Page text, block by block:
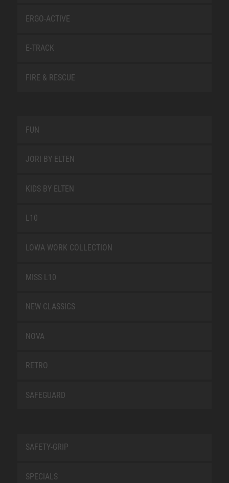
ERGO-ACTIVE
E-TRACK
FIRE & RESCUE
FUN
JORI BY ELTEN
KIDS BY ELTEN
L10
LOWA WORK COLLECTION
MISS L10
NEW CLASSICS
NOVA
RETRO
SAFEGUARD
SAFETY-GRIP
SPECIALS